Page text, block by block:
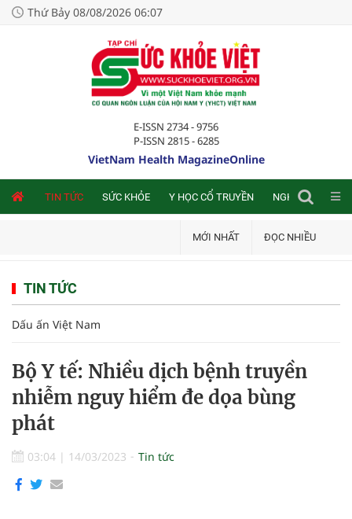
Thứ Bảy 08/08/2026 06:07
E-ISSN 2734 - 9756
P-ISSN 2815 - 6285
VietNam Health MagazineOnline
TIN TỨC SỨC KHỎE Y HỌC CỔ TRUYỀN NGHIÊN CỨU
MỚI NHẤT ĐỌC NHIỀU
TIN TỨC
Dấu ấn Việt Nam
Bộ Y tế: Nhiều dịch bệnh truyền
nhiễm nguy hiểm đe dọa bùng
phát
03:04 | 14/03/2023 Tin tức